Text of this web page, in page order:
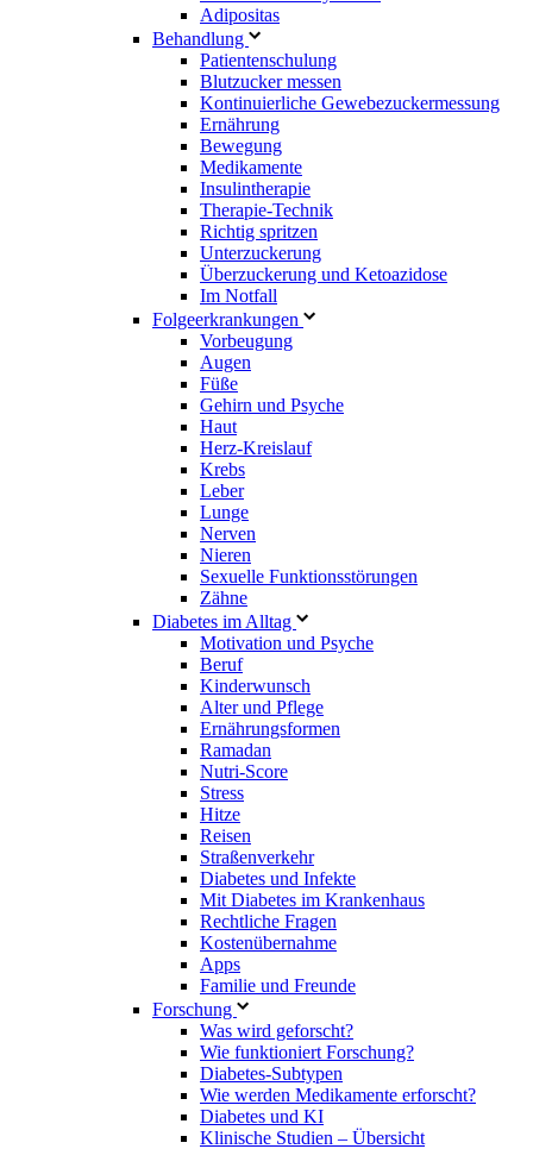
Adipositas
Behandlung
Patientenschulung
Blutzucker messen
Kontinuierliche Gewebezuckermessung
Ernährung
Bewegung
Medikamente
Insulintherapie
Therapie-Technik
Richtig spritzen
Unterzuckerung
Überzuckerung und Ketoazidose
Im Notfall
Folgeerkrankungen
Vorbeugung
Augen
Füße
Gehirn und Psyche
Haut
Herz-Kreislauf
Krebs
Leber
Lunge
Nerven
Nieren
Sexuelle Funktionsstörungen
Zähne
Diabetes im Alltag
Motivation und Psyche
Beruf
Kinderwunsch
Alter und Pflege
Ernährungsformen
Ramadan
Nutri-Score
Stress
Hitze
Reisen
Straßenverkehr
Diabetes und Infekte
Mit Diabetes im Krankenhaus
Rechtliche Fragen
Kostenübernahme
Apps
Familie und Freunde
Forschung
Was wird geforscht?
Wie funktioniert Forschung?
Diabetes-Subtypen
Wie werden Medikamente erforscht?
Diabetes und KI
Klinische Studien – Übersicht